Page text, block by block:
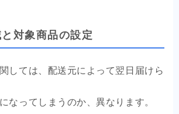
対象商品の設定
しては、配送元によって翌日届けら
なってしまうのか、異なります。